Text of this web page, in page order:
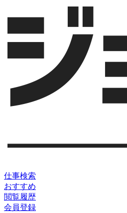
仕事検索
おすすめ
閲覧履歴
会員登録